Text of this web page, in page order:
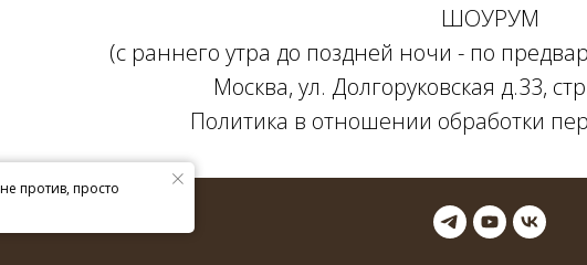
ШОУРУМ
(с раннего утра до поздней ночи - по
Москва, ул. Долгоруковская д.33,
Политика в отношении обработки
против, просто